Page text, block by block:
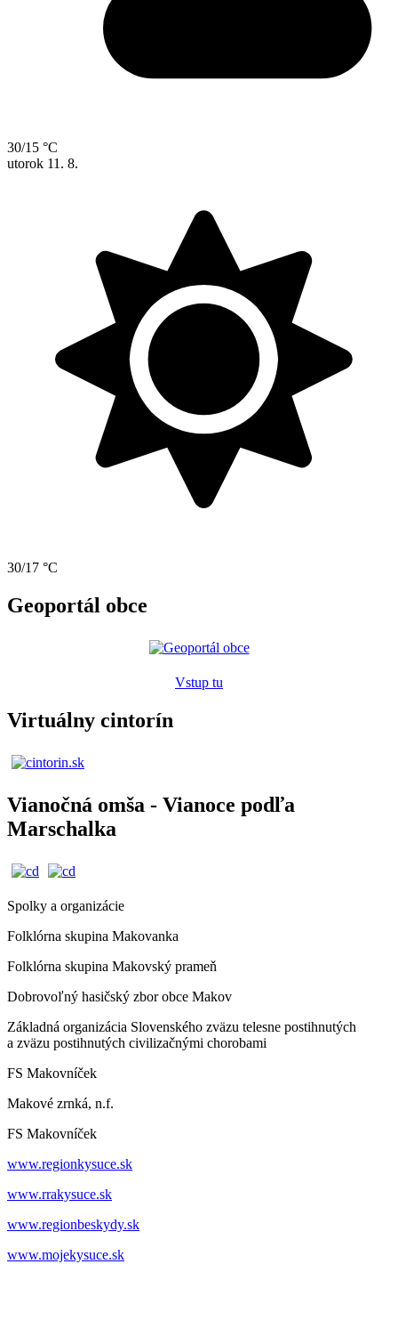
30/15 °C
utorok 11. 8.
30/17 °C
Geoportál obce
Vstup tu
Virtuálny cintorín
Vianočná omša - Vianoce podľa
Marschalka
Spolky a organizácie
Folklórna skupina Makovanka
Folklórna skupina Makovský prameň
Dobrovoľný hasičský zbor obce Makov
Základná organizácia Slovenského zväzu telesne postihnutých
a zväzu postihnutých civilizačnými chorobami
FS Makovníček
Makové zrnká, n.f.
FS Makovníček
www.regionkysuce.sk
www.rrakysuce.sk
www.regionbeskydy.sk
www.mojekysuce.sk